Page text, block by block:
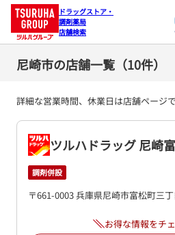
ドラッグストア・
調剤薬局
店舗検索
尼崎市の店舗一覧（10件）
詳細な営業時間、休業日は店舗ページ
ツルハドラッグ 尼崎
調剤併設
〒661-0003 兵庫県尼崎市富松町三
お得な情報をチ